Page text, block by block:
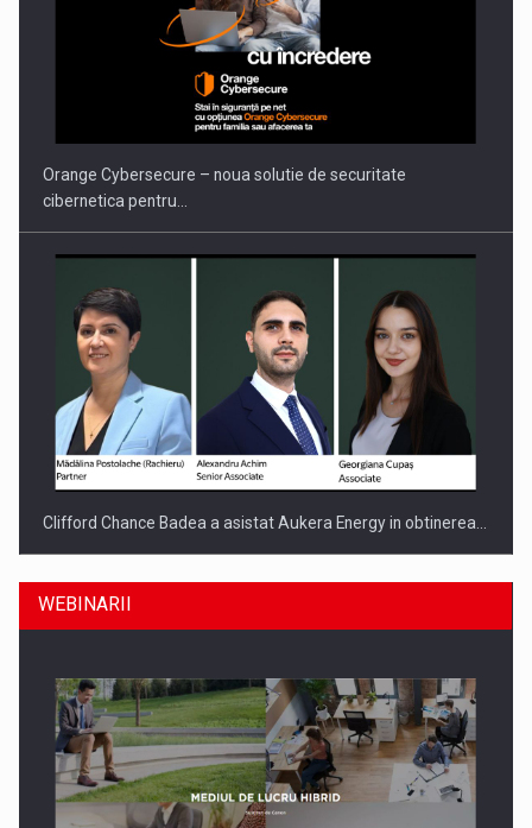
Clifford Chance Badea a asistat Aukera Energy in obtinerea…
SAPTE PERSONALITATI DIN MEDIUL DE AFACERI, ACADEMIC
WEBINARII
CANON - Colaborarea eficienta a echipei intr un mediu…